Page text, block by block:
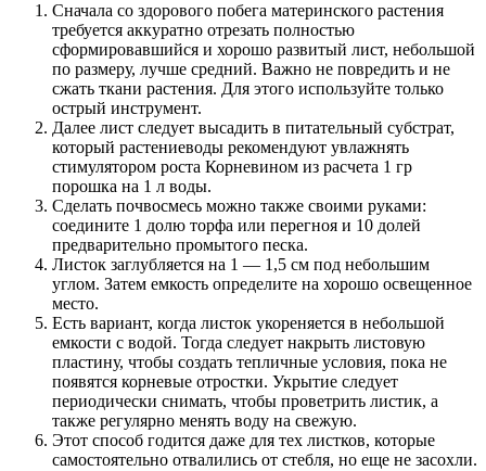
Сначала со здорового побега материнского растения
требуется аккуратно отрезать полностью
сформировавшийся и хорошо развитый лист, небольшой
по размеру, лучше средний. Важно не повредить и не
сжать ткани растения. Для этого используйте только
острый инструмент.
Далее лист следует высадить в питательный субстрат,
который растениеводы рекомендуют увлажнять
стимулятором роста Корневином из расчета 1 гр
порошка на 1 л воды.
Сделать почвосмесь можно также своими руками:
соедините 1 долю торфа или перегноя и 10 долей
предварительно промытого песка.
Листок заглубляется на 1 — 1,5 см под небольшим
углом. Затем емкость определите на хорошо освещенное
место.
Есть вариант, когда листок укореняется в небольшой
емкости с водой. Тогда следует накрыть листовую
пластину, чтобы создать тепличные условия, пока не
появятся корневые отростки. Укрытие следует
периодически снимать, чтобы проветрить листик, а
также регулярно менять воду на свежую.
Этот способ годится даже для тех листков, которые
самостоятельно отвалились от стебля, но еще не засохли.